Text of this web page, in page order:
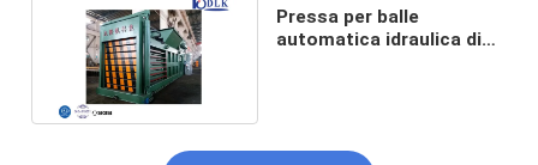
Pressa per balle
automatica idraulica di